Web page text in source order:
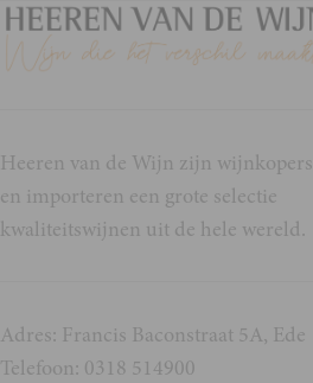
Heeren van de Wijn zijn wijnkopers
en importeren een grote selectie
kwaliteitswijnen uit de hele wereld.
Adres: Francis Baconstraat 5A, Ede
Telefoon: 0318 514900